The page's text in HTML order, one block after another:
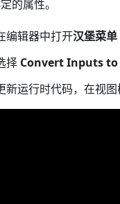
的属性。
编辑器中打开汉堡菜单
择 Convert Inputs to
新运行时代码，在视